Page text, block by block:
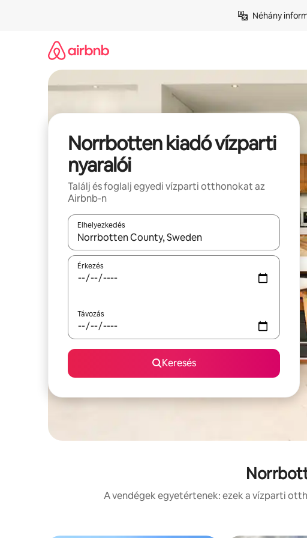
Néhány
Norrbotten kiadó vízparti
nyaralói
Találj és foglalj egyedi vízparti otthonokat az
Airbnb-n
Elhelyezkedés
Az eredmények között a felfelé és a lefelé nyíllal
Érkezés
Távozás
Keresés
A vendégek egyetértenek: ezek a vízparti